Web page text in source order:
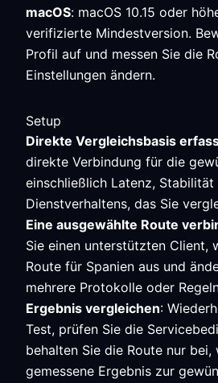
macOS: macOS 10.15 oder
verifizierte Mindestversion.
Profil auf und messen Sie die
Einstellungen ändern.
Setup
Direkte Vergleichsbasis
direkte Verbindung für die
einschließlich Latenz, Stabilität
Dienstverhaltens, das Sie
Eine ausgewählte Route
Sie einen unterstützten Client,
Route für Spanien aus und
mehrere Protokolle oder
Ergebnis vergleichen:
Test, prüfen Sie die
behalten Sie die Route nur bei,
gemessene Ergebnis zur